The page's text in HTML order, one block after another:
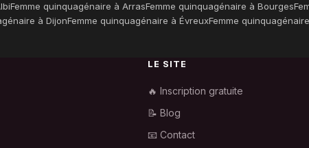
Femme quinquagénaire à ArrasFemme quinquagénaire à Bourges
à DijonFemme quinquagénaire à ÉvreuxFemme
LE SITE
🔥 Inscription gratuite
📝 Blog
📧 Contact